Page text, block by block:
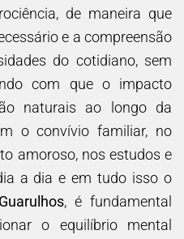
de maneira que
e a compreensão
do cotidiano, sem
com que o impacto
naturais ao longo da
o convívio familiar, no
amoroso, nos estudos e
a dia e em tudo isso o
, é fundamental
o equilíbrio mental